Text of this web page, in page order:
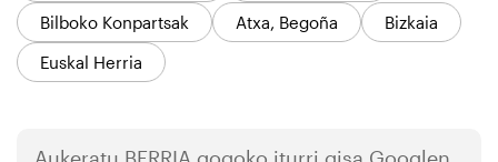
Bilboko Konpartsak
Atxa, Begoña
Bizkaia
Euskal Herria
Aukeratu BERRIA gogoko iturri gisa Googlen.